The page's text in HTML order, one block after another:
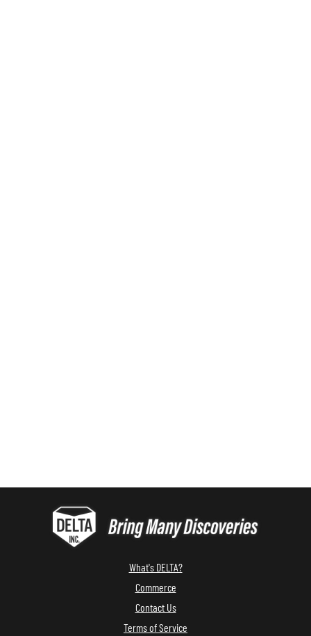
What's DELTA?
Commerce
Contact Us
Terms of Service